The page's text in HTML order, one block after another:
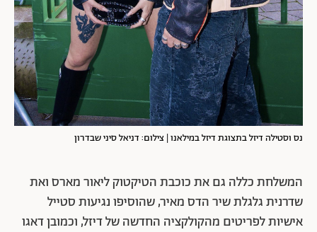
נס וסטילה דיזל בתצוגת דיזל במילאנו | צילום: דניאל סיני שבדרון
המשלחת כללה גם את כוכבת הטיקטוק ליאור מארס ואת
שדרנית גלגלת שיר הדס מאיר, שהוסיפו נגיעות סטייל
אישיות לפריטים מהקולקציה החדשה של דיזל, וכמובן דאגו